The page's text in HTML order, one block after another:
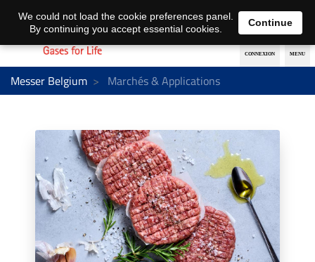
Nederlands français
Messer Belgium Marchés & Applications
We could not load the cookie preferences panel.
By continuing you accept essential cookies.
Continue